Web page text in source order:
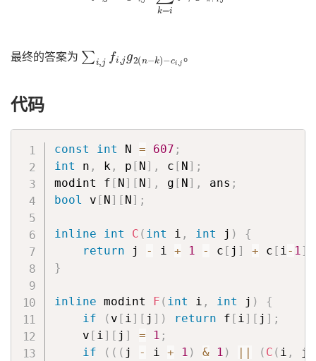
最终的答案为
∑i, g
−c
。
代码
const int N = 607 ;
int n , k , p [ N] , c [ N] ;
modint f [ N] [ N] , g [ N] , ans ;
bool
v [ N] [ N] ;
inline int C ( int i , int j )
{
return j - i + 1 - c [ j ] + c [ i - 1 ]
}
inline modint F ( int i , int j )
{
if
( v [ i ] [ j ] ) return f [ i ] [ j ] ;
    v
[ i ] [ j ] = 1 ;
if
( ( ( j - i + 1 ) & 1 ) || ( C ( i , j